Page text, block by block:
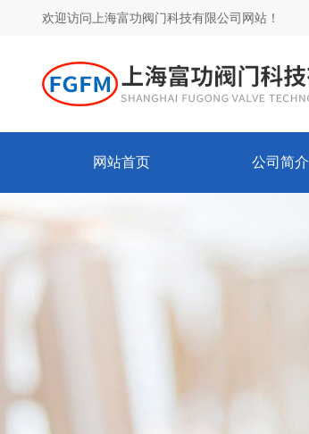
欢迎访问上海富功阀门科技有限公司网站！
网站首页 公司简介